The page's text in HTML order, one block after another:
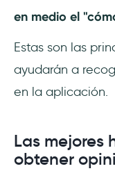
en medio el
Estas son las
ayudarán a
en la aplicación.
Las mejores
obtener